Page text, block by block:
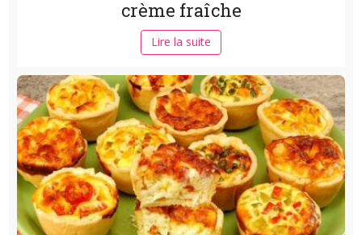
crème fraîche
Lire la suite